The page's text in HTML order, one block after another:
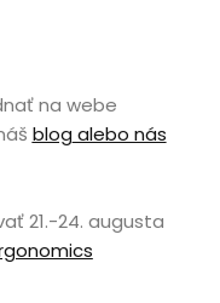
na webe
blog alebo nás
21.-24. augusta